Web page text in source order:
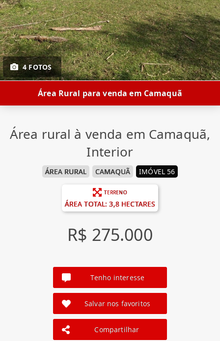
4 FOTOS
Área Rural para venda em Camaquã
Área rural à venda em Camaquã,
Interior
ÁREA RURAL CAMAQUÃ IMÓVEL 56
TERRENO
ÁREA TOTAL: 3,8 HECTARES
R$ 275.000
Tenho interesse
Salvar nos favoritos
Compartilhar